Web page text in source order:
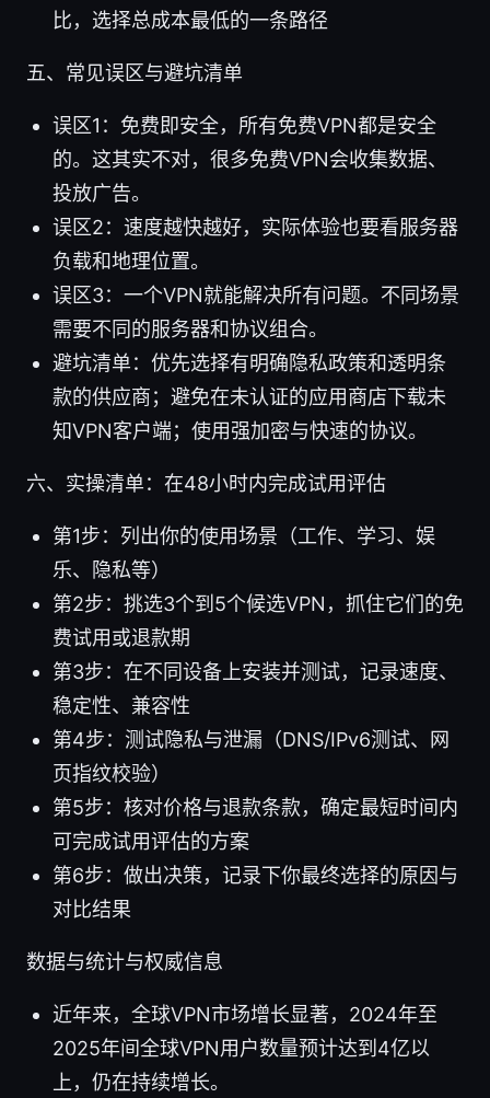
比，选择总成本最低的一条路径
五、常见误区与避坑清单
误区1：免费即安全，所有免费VPN都是安全
的。这其实不对，很多免费VPN会收集数据、
投放广告。
误区2：速度越快越好，实际体验也要看服务器
负载和地理位置。
误区3：一个VPN就能解决所有问题。不同场景
需要不同的服务器和协议组合。
避坑清单：优先选择有明确隐私政策和透明条
款的供应商；避免在未认证的应用商店下载未
知VPN客户端；使用强加密与快速的协议。
六、实操清单：在48小时内完成试用评估
第1步：列出你的使用场景（工作、学习、娱
乐、隐私等）
第2步：挑选3个到5个候选VPN，抓住它们的免
费试用或退款期
第3步：在不同设备上安装并测试，记录速度、
稳定性、兼容性
第4步：测试隐私与泄漏（DNS/IPv6测试、网
页指纹校验）
第5步：核对价格与退款条款，确定最短时间内
可完成试用评估的方案
第6步：做出决策，记录下你最终选择的原因与
对比结果
数据与统计与权威信息
近年来，全球VPN市场增长显著，2024年至
2025年间全球VPN用户数量预计达到4亿以
上，仍在持续增长。